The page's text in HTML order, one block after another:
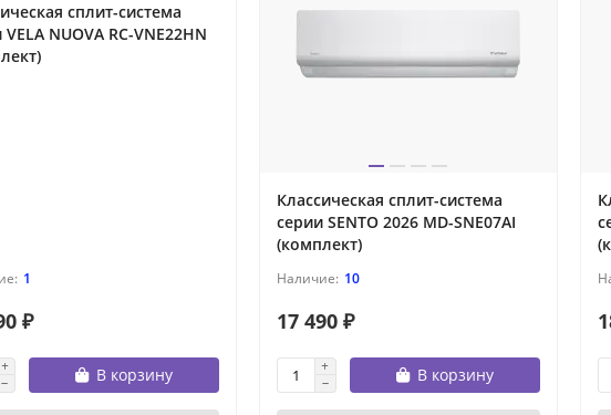
сплит-система
NUOVA RC-VNE22HN
1
₽
В корзину
Классическая сплит-система
серии SENTO 2026 MD-SNE07AI
(комплект)
10
17 490 ₽
В корзину